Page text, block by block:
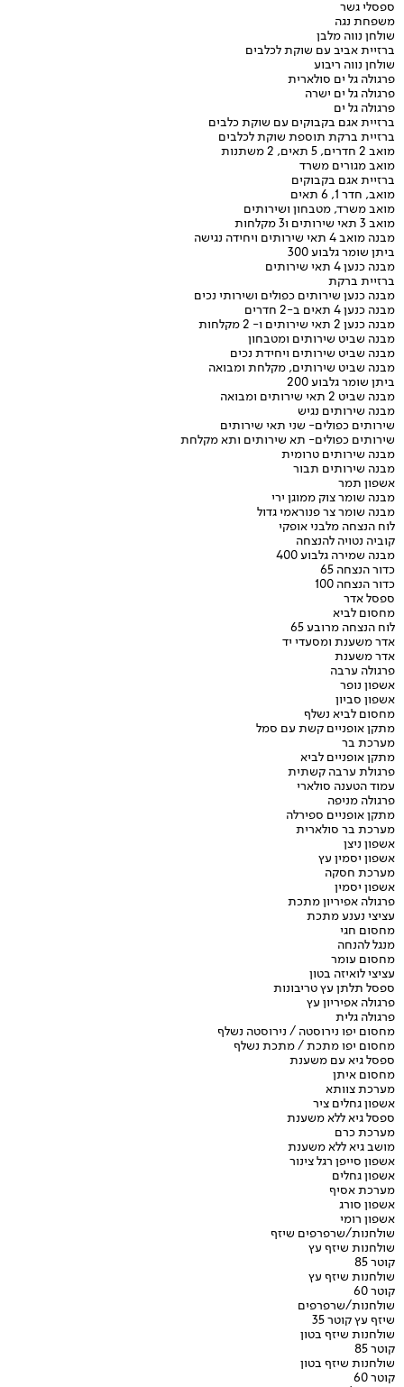
ספסלי גשר
משפחת נגה
שולחן נווה מלבן
ברזיית אביב עם שוקת לכלבים
שולחן נווה ריבוע
פרגולה גל ים סולארית
פרגולה גל ים ישרה
פרגולה גל ים
ברזיית אגם בקבוקים עם שוקת כלבים
ברזיית ברקת תוספת שוקת לכלבים
מואב 2 חדרים, 5 תאים, 2 משתנות
מואב מגורים משרד
ברזיית אגם בקבוקים
מואב, חדר 1, 6 תאים
מואב משרד, מטבחון ושירותים
מואב 3 תאי שירותים ו3 מקלחות
מבנה מואב 4 תאי שירותים ויחידה נגישה
ביתן שומר גלבוע 300
מבנה כנען 4 תאי שירותים
ברזיית ברקת
מבנה כנען שירותים כפולים ושירותי נכים
מבנה כנען 4 תאים ב-2 חדרים
מבנה כנען 2 תאי שירותים ו- 2 מקלחות
מבנה שביט שירותים ומטבחון
מבנה שביט שירותים ויחידת נכים
מבנה שביט שירותים, מקלחת ומבואה
ביתן שומר גלבוע 200
מבנה שביט 2 תאי שירותים ומבואה
מבנה שירותים נגיש
שירותים כפולים- שני תאי שירותים
שירותים כפולים- תא שירותים ותא מקלחת
מבנה שירותים טרומית
מבנה שירותים תבור
אשפון תמר
מבנה שומר צוק ממוגן ירי
מבנה שומר צר פנוראמי גדול
לוח הנצחה מלבני אופקי
קוביה נטויה להנצחה
מבנה שמירה גלבוע 400
כדור הנצחה 65
כדור הנצחה 100
ספסל אדר
מחסום לביא
לוח הנצחה מרובע 65
אדר משענת ומסעדי יד
אדר משענת
פרגולה ערבה
אשפון נופר
אשפון סביון
מחסום לביא נשלף
מתקן אופניים קשת עם סמל
מערכת בר
מתקן אופניים לביא
פרגולת ערבה קשתית
עמוד הטענה סולארי
פרגולה מניפה
מתקן אופניים ספירלה
מערכת בר סולארית
אשפון ניצן
אשפון יסמין עץ
מערכת חסקה
אשפון יסמין
פרגולה אפיריון מתכת
עציצי נענע מתכת
מחסום חגי
מנגל להנחה
מחסום עומר
עציצי לואיזה בטון
ספסל תלתן עץ טריבונות
פרגולה אפיריון עץ
פרגולה גלית
מחסום יפו נירוסטה / נירוסטה נשלף
מחסום יפו מתכת / מתכת נשלף
ספסל גיא עם משענת
מחסום איתן
מערכת צוותא
אשפון גחלים ציר
ספסל גיא ללא משענת
מערכת כרם
מושב גיא ללא משענת
אשפון סייפן רגל צינור
אשפון גחלים
מערכת אסיף
אשפון סורג
אשפון רומי
שולחנות/שרפרפים שיזף
שולחנות שיזף עץ
קוטר 85
שולחנות שיזף עץ
קוטר 60
שולחנות/שרפרפים
שיזף עץ קוטר 35
שולחנות שיזף בטון
קוטר 85
שולחנות שיזף בטון
קוטר 60